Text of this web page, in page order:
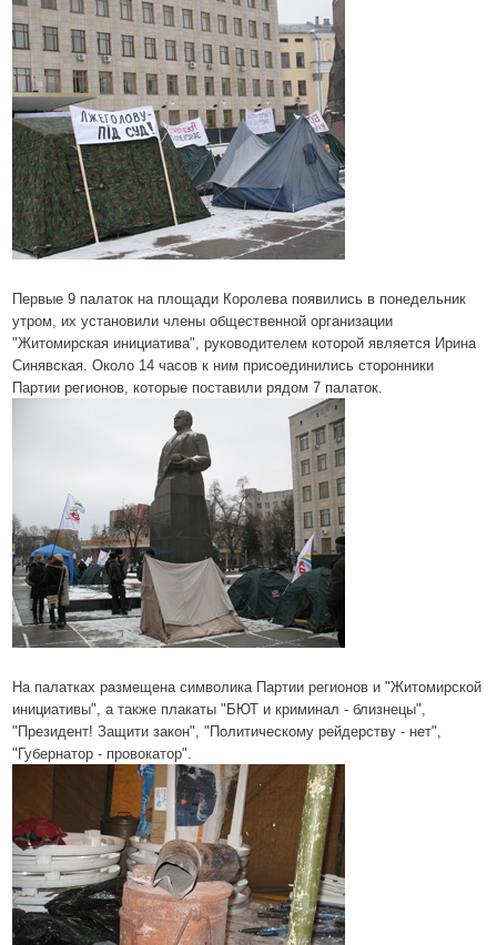
Первые 9 палаток на площади Королева появились в понедельник
утром, их установили члены общественной организации
"Житомирская инициатива", руководителем которой является Ирина
Синявская. Около 14 часов к ним присоединились сторонники
Партии регионов, которые поставили рядом 7 палаток.
На палатках размещена символика Партии регионов и "Житомирской
инициативы", а также плакаты "БЮТ и криминал - близнецы",
"Президент! Защити закон", "Политическому рейдерству - нет",
"Губернатор - провокатор".